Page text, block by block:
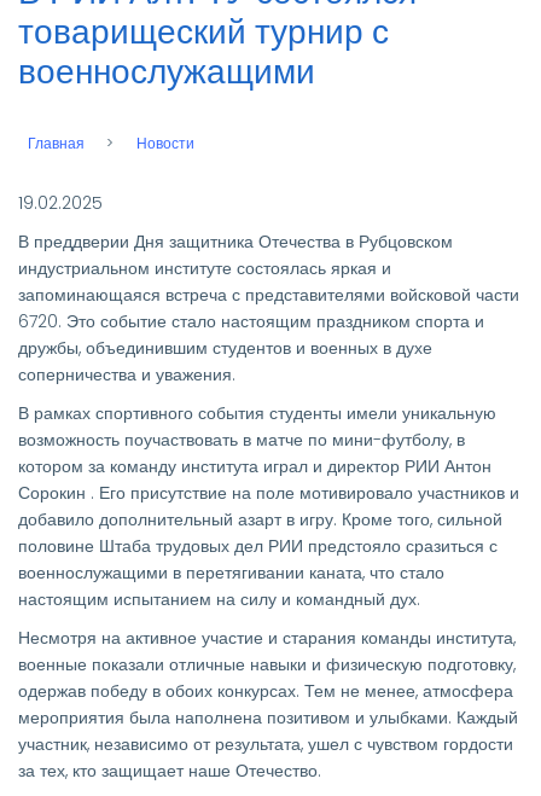
товарищеский турнир с
военнослужащими
Строка
Главная Новости
19.02.2025
В преддверии Дня защитника Отечества в Рубцовском
индустриальном институте состоялась яркая и
запоминающаяся встреча с представителями войсковой части
6720. Это событие стало настоящим праздником спорта и
дружбы, объединившим студентов и военных в духе
соперничества и уважения.
В рамках спортивного события студенты имели уникальную
возможность поучаствовать в матче по мини-футболу, в
котором за команду института играл и директор РИИ Антон
Сорокин . Его присутствие на поле мотивировало участников и
добавило дополнительный азарт в игру. Кроме того, сильной
половине Штаба трудовых дел РИИ предстояло сразиться с
военнослужащими в перетягивании каната, что стало
настоящим испытанием на силу и командный дух.
Несмотря на активное участие и старания команды института,
военные показали отличные навыки и физическую подготовку,
одержав победу в обоих конкурсах. Тем не менее, атмосфера
мероприятия была наполнена позитивом и улыбками. Каждый
участник, независимо от результата, ушел с чувством гордости
за тех, кто защищает наше Отечество.